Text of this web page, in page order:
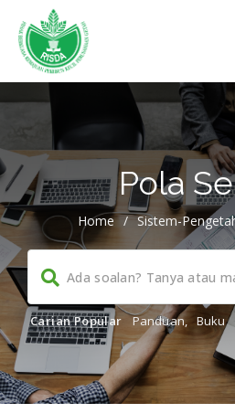
Pola
Home / Sistem-
Carian Popular Panduan, Buku